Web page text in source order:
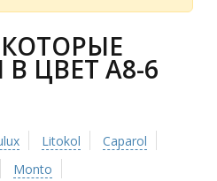
ЦВЕТ A8-6
Litokol
Caparol
Monto